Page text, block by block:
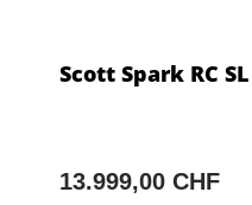
Scott Spark RC
13.999,00 CHF